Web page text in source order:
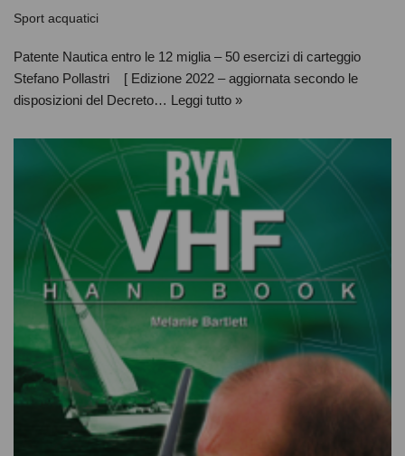
Sport acquatici
Patente Nautica entro le 12 miglia – 50 esercizi di carteggio
Stefano Pollastri [ Edizione 2022 – aggiornata secondo le
disposizioni del Decreto… Leggi tutto »